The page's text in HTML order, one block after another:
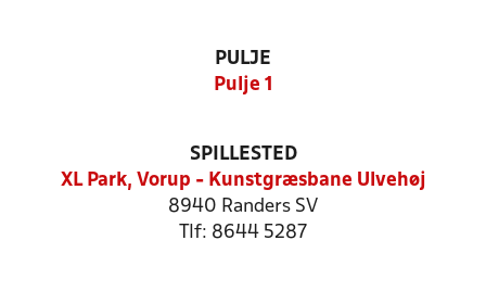
PULJE
Pulje 1
SPILLESTED
XL Park, Vorup - Kunstgræsbane Ulvehøj
8940 Randers SV
Tlf: 8644 5287